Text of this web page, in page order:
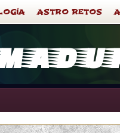
ASTRO RETOS